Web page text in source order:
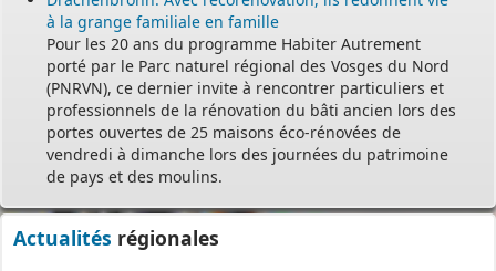
à la grange familiale en famille
Pour les 20 ans du programme Habiter Autrement
porté par le Parc naturel régional des Vosges du Nord
(PNRVN), ce dernier invite à rencontrer particuliers et
professionnels de la rénovation du bâti ancien lors des
portes ouvertes de 25 maisons éco-rénovées de
vendredi à dimanche lors des journées du patrimoine
de pays et des moulins.
Actualités régionales